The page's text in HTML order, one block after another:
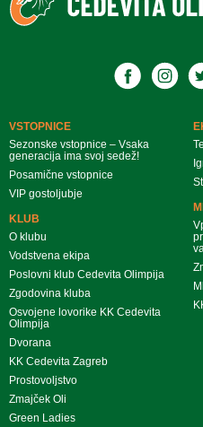
VSTOPNICE
Sezonske vstopnice – Vsaka
generacija ima svoj sedež!
Posamične vstopnice
VIP gostoljubje
KLUB
O klubu
Vodstvena ekipa
Poslovni klub Cedevita Olimpija
Zgodovina kluba
Osvojene lovorike KK Cedevita
Olimpija
Dvorana
KK Cedevita Zagreb
Prostovoljstvo
Zmajček Oli
Green Ladies